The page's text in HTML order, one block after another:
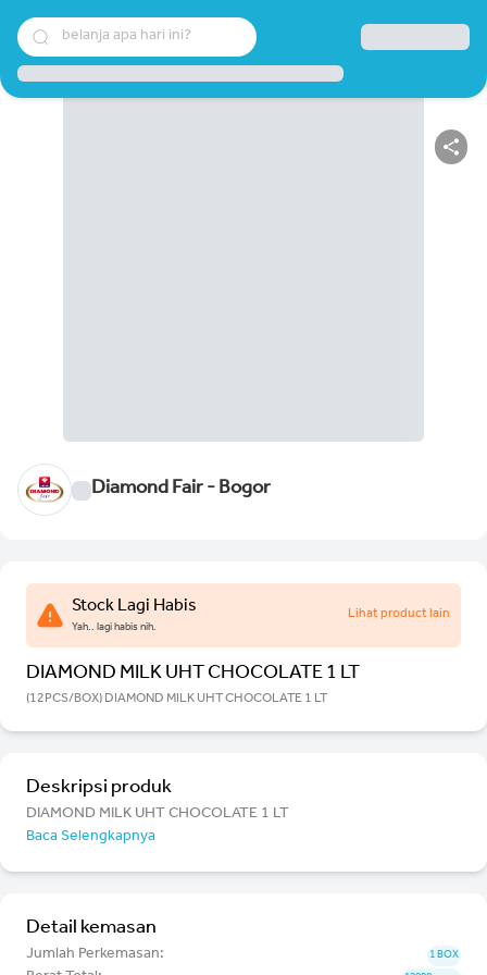
belanja apa hari ini?
Diamond Fair - Bogor
Stock Lagi Habis
Yah.. lagi habis nih.
Lihat product lain
DIAMOND MILK UHT CHOCOLATE 1 LT
(12PCS/BOX) DIAMOND MILK UHT CHOCOLATE 1 LT
Deskripsi produk
DIAMOND MILK UHT CHOCOLATE 1 LT
Baca Selengkapnya
Detail kemasan
Jumlah Perkemasan: 1 BOX